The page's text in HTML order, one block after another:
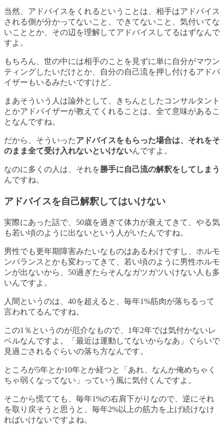
当然、アドバイスをくれるということは、相手はアドバイス
される側が分かってないこと、できてないこと、気付いてな
いこととか、その辺を理解してアドバイスしてるはずなんで
すよ。
もちろん、世の中には相手のことを見ずに単に自分がマウン
ティングしたいだけとか、自分の自己流を押し付けるアドバ
イザーもいるみたいですけど、
まあそういう人は論外として、きちんとしたコンサルタント
とかアドバイザーが教えてくれることは、全て意味があるこ
となんですね。
だから、そういったアドバイスをもらった場合は、それをそ
のまま全て受け入れないといけないんですよ。
なのに多くの人は、それを勝手に自己流の解釈をしてしまう
んですね。
アドバイスを自己解釈してはいけない
実際にあった話で、50歳を過ぎて体力が衰えてきて、やる気
も若い頃のように出ないという人がいたんですね。
男性でも更年期障害みたいなものはあるわけですし、ホルモ
ンバランスとかも変わってきて、若い頃のように男性ホルモ
ンが出ないから、50過ぎたらそんなガツガツいけない人も多
いんですよ。
人間というのは、40を超えると、毎年1%筋肉が落ちるって
言われてるんですね。
この1％というのが厄介なもので、1年2年では気付かないレ
ベルなんですよ。「最近は運動してないからなあ」ぐらいで
見過ごされるぐらいの落ち方なんです。
ところが5年とか10年とか経つと「あれ、なんか俺めちゃく
ちゃ弱くなってない」っていう風に気付くんですよ。
そこから慌てても、毎年1%の右肩下がりなので、逆にそれ
を取り戻そうと思うと、毎年2%以上の筋力を上げ続けなけ
ればいけないですよね。